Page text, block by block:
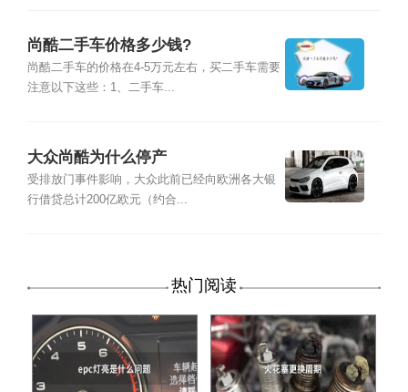
尚酷二手车价格多少钱?
尚酷二手车的价格在4-5万元左右，买二手车需要
注意以下这些：1、二手车...
大众尚酷为什么停产
受排放门事件影响，大众此前已经向欧洲各大银
行借贷总计200亿欧元（约合...
热门阅读